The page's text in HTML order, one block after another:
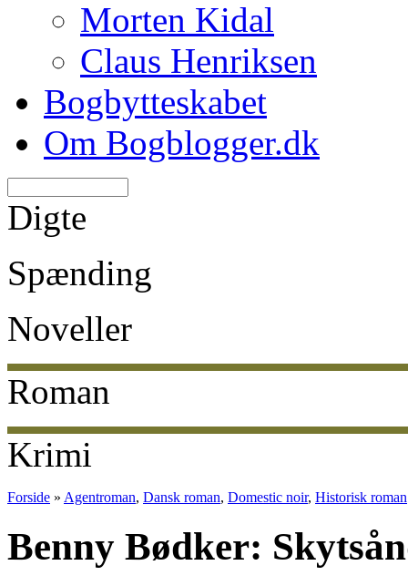
Morten Kidal
Claus Henriksen
Bogbytteskabet
Om Bogblogger.dk
Digte
Spænding
Noveller
Roman
Krimi
Forside » Agentroman, Dansk roman, Domestic noir, Historisk roman
Benny Bødker: